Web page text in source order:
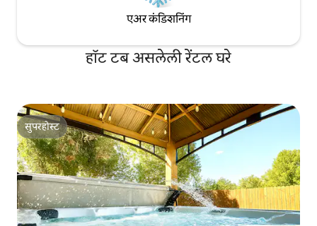
एअर कंडिशनिंग
हॉट टब असलेली रेंटल घरे
सुपरहोस्ट
सुपरहोस्ट